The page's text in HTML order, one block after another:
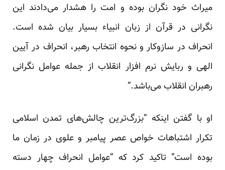
میراث خود نگران بوده و امت را هشدار می‌دادند این
نگرانی در قرآن از زبان انبیاء بسیار بیان شده است.
انحراف در سازوکار و نحوه انتخاب رهبر، انحراف در آیین
الهی و ربایش نرم افزار انقلاب از جمله عوامل نگرانی
رهبران انقلاب می‌باشد.”
او با گفتن اینکه “بزرگ‌ترین چالش‌های تمدن اسلامی
تکرار اشتباهات خواص عصر پیامبر و علوی در زمان ما
بوده است” تاکید کرد که “عوامل انحراف چهار دسته